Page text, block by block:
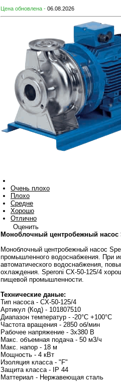
Цена обновлена - 06.08.2026
Очень плохо
Плохо
Средне
Хорошо
Отлично
Оценить
Моноблочный центробежный насос
Моноблочный центробежный насос
промышленного водоснабжения. При
автоматического водоснабжения,
охлаждения. Speroni CX-50-125/4
пищевой промышленности.
Технические даные:
Тип насоса - CX-50-125/4
Артикул (Код) - 101807510
Диапазон температур - -20°C +100°C
Частота вращения - 2850 об/мин
Рабочее напряжение - 3x380 В
Макс. объемная подача - 50 м3/ч
Макс. напор - 18 м
Мощность - 4 кВт
Изоляция класса - "F"
Защита класса - IP 44
Маттериал - Нержавеющая сталь